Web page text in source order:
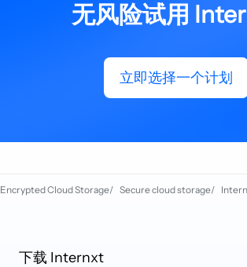
无风险试用
立即选择一个计划
Encrypted Cloud Storage/ Secure cloud storage/
下载 Internxt